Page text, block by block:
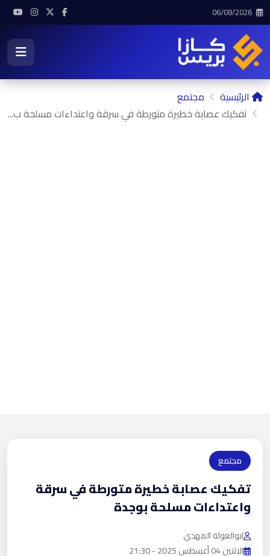
الرئيسية
مجتمع
تفكيك عصابة خطيرة متورطة في سرقة واعتداءات مسلحة ب...
مجتمع
تفكيك عصابة خطيرة متورطة في سرقة
واعتداءات مسلحة بوجدة
ابوالعولة المهدي
الاثنين 04 أغسطس 2025 - 21:30